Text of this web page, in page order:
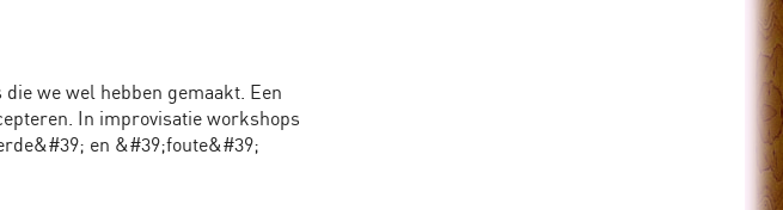
we wel hebben gemaakt. Een
In improvisatie workshops
en &#39;foute&#39;